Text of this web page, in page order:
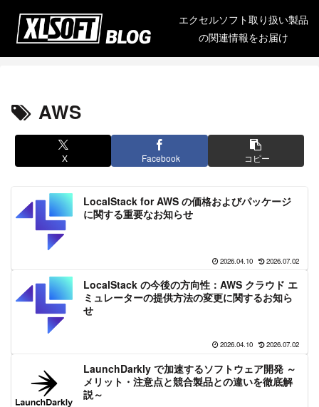
エクセルソフト取り扱い製品
の関連情報をお届け
AWS
X Facebook コピー
LocalStack for AWS の価格およびパッケージ
に関する重要なお知らせ
2026.04.10 2026.07.02
LocalStack の今後の方向性：AWS クラウド エ
ミュレーターの提供方法の変更に関するお知ら
せ
2026.04.10 2026.07.02
LaunchDarkly で加速するソフトウェア開発 ～
メリット・注意点と競合製品との違いを徹底解
説～